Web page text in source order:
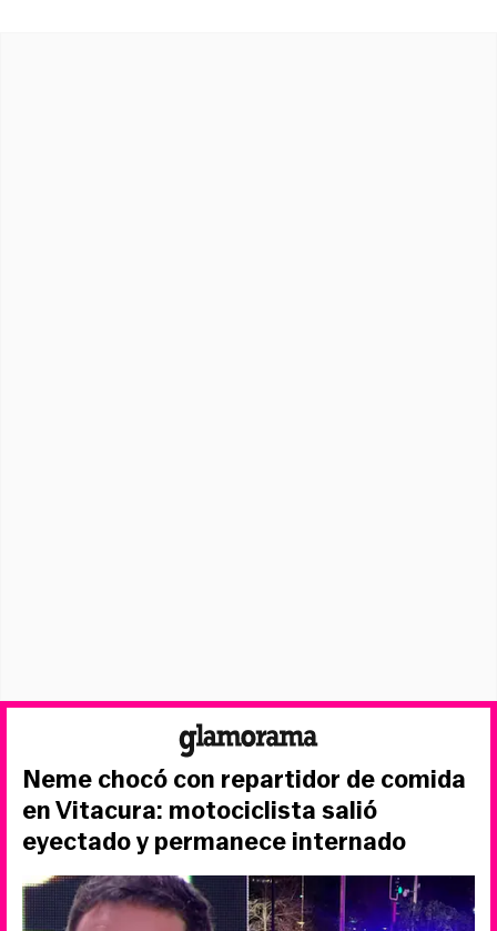
Neme chocó con repartidor de comida
en Vitacura: motociclista salió
eyectado y permanece internado